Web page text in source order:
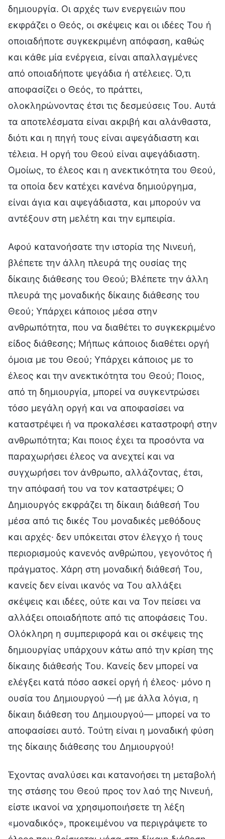
δημιουργία. Οι αρχές των ενεργειών που
εκφράζει ο Θεός, οι σκέψεις και οι ιδέες Του ή
οποιαδήποτε συγκεκριμένη απόφαση, καθώς
και κάθε μία ενέργεια, είναι απαλλαγμένες
από οποιαδήποτε ψεγάδια ή ατέλειες. Ό,τι
αποφασίζει ο Θεός, το πράττει,
ολοκληρώνοντας έτσι τις δεσμεύσεις Του. Αυτά
τα αποτελέσματα είναι ακριβή και αλάνθαστα,
διότι και η πηγή τους είναι αψεγάδιαστη και
τέλεια. Η οργή του Θεού είναι αψεγάδιαστη.
Ομοίως, το έλεος και η ανεκτικότητα του Θεού,
τα οποία δεν κατέχει κανένα δημιούργημα,
είναι άγια και αψεγάδιαστα, και μπορούν να
αντέξουν στη μελέτη και την εμπειρία.
Αφού κατανοήσατε την ιστορία της Νινευή,
βλέπετε την άλλη πλευρά της ουσίας της
δίκαιης διάθεσης του Θεού; Βλέπετε την άλλη
πλευρά της μοναδικής δίκαιης διάθεσης του
Θεού; Υπάρχει κάποιος μέσα στην
ανθρωπότητα, που να διαθέτει το συγκεκριμένο
είδος διάθεσης; Μήπως κάποιος διαθέτει οργή
όμοια με του Θεού; Υπάρχει κάποιος με το
έλεος και την ανεκτικότητα του Θεού; Ποιος,
από τη δημιουργία, μπορεί να συγκεντρώσει
τόσο μεγάλη οργή και να αποφασίσει να
καταστρέψει ή να προκαλέσει καταστροφή στην
ανθρωπότητα; Και ποιος έχει τα προσόντα να
παραχωρήσει έλεος να ανεχτεί και να
συγχωρήσει τον άνθρωπο, αλλάζοντας, έτσι,
την απόφασή του να τον καταστρέψει; Ο
Δημιουργός εκφράζει τη δίκαιη διάθεσή Του
μέσα από τις δικές Του μοναδικές μεθόδους
και αρχές· δεν υπόκειται στον έλεγχο ή τους
περιορισμούς κανενός ανθρώπου, γεγονότος ή
πράγματος. Χάρη στη μοναδική διάθεσή Του,
κανείς δεν είναι ικανός να Του αλλάξει
σκέψεις και ιδέες, ούτε και να Τον πείσει να
αλλάξει οποιαδήποτε από τις αποφάσεις Του.
Ολόκληρη η συμπεριφορά και οι σκέψεις της
δημιουργίας υπάρχουν κάτω από την κρίση της
δίκαιης διάθεσής Του. Κανείς δεν μπορεί να
ελέγξει κατά πόσο ασκεί οργή ή έλεος· μόνο η
ουσία του Δημιουργού —ή με άλλα λόγια, η
δίκαιη διάθεση του Δημιουργού— μπορεί να το
αποφασίσει αυτό. Τούτη είναι η μοναδική φύση
της δίκαιης διάθεσης του Δημιουργού!
Έχοντας αναλύσει και κατανοήσει τη μεταβολή
της στάσης του Θεού προς τον λαό της Νινευή,
είστε ικανοί να χρησιμοποιήσετε τη λέξη
«μοναδικός», προκειμένου να περιγράψετε το